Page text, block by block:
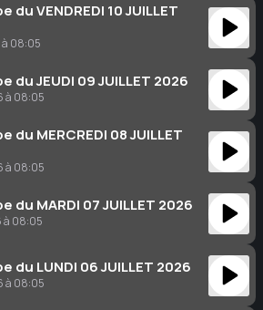
du VENDREDI 10 JUILLET
08:05
du JEUDI 09 JUILLET 2026
à 08:05
du MERCREDI 08 JUILLET
à 08:05
du MARDI 07 JUILLET 2026
à 08:05
du LUNDI 06 JUILLET 2026
à 08:05